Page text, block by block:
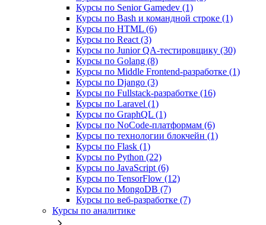
Курсы по Senior Gamedev (1)
Курсы по Bash и командной строке (1)
Курсы по HTML (6)
Курсы по React (3)
Курсы по Junior QA-тестировщику (30)
Курсы по Golang (8)
Курсы по Middle Frontend-разработке (1)
Курсы по Django (3)
Курсы по Fullstack‑разработке (16)
Курсы по Laravel (1)
Курсы по GraphQL (1)
Курсы по NoCode‑платформам (6)
Курсы по технологии блокчейн (1)
Курсы по Flask (1)
Курсы по Python (22)
Курсы по JavaScript (6)
Курсы по TensorFlow (12)
Курсы по MongoDB (7)
Курсы по веб‑разработке (7)
Курсы по аналитике